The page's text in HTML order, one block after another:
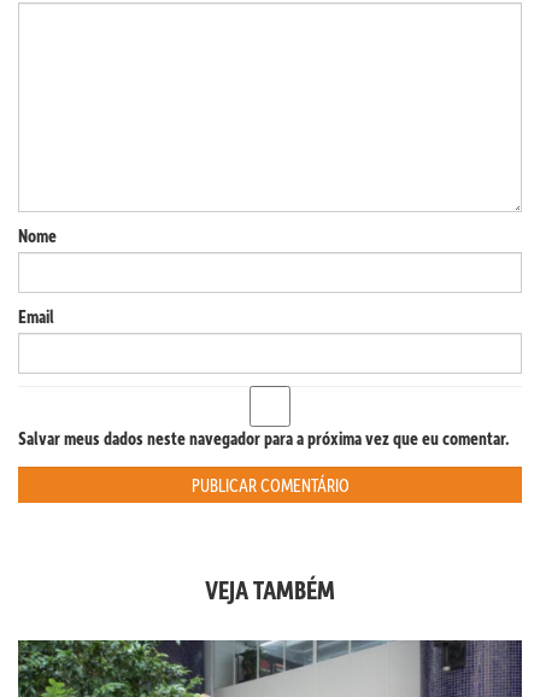
Nome
Email
Salvar meus dados neste navegador para a próxima vez que eu comentar.
VEJA TAMBÉM